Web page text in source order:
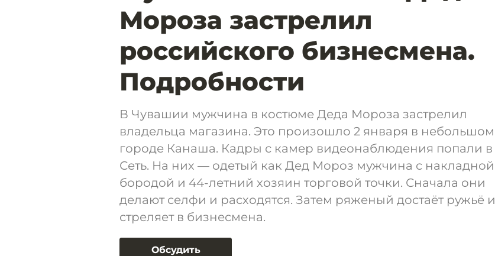
Мороза застрелил
российского бизнесмена.
Подробности
В Чувашии мужчина в костюме Деда Мороза застрелил
владельца магазина. Это произошло 2 января в небольшом
городе Канаша. Кадры с камер видеонаблюдения попали в
Сеть. На них — одетый как Дед Мороз мужчина с накладной
бородой и 44-летний хозяин торговой точки. Сначала они
делают селфи и расходятся. Затем ряженый достаёт ружьё и
стреляет в бизнесмена.
Обсудить